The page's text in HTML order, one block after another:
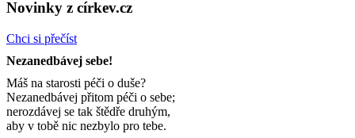
Novinky z církev.cz
Chci si přečíst
Nezanedbávej sebe!
Máš na starosti péči o duše?
Nezanedbávej přitom péči o sebe;
nerozdávej se tak štědře druhým,
aby v tobě nic nezbylo pro tebe.